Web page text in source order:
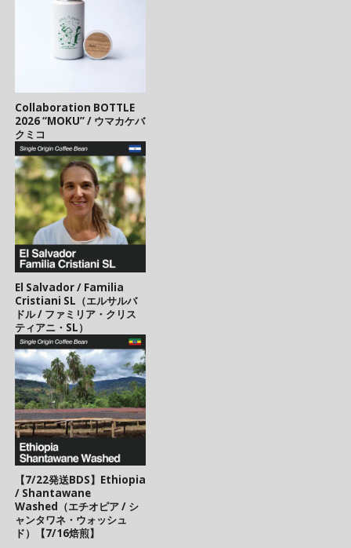
Collaboration BOTTLE
2026 “MOKU” / ウマカケバ
クミコ
El Salvador / Familia
Cristiani SL（エルサルバ
ドル / ファミリア・クリス
ティアニ・SL）
【7/22発送BDS】Ethiopia
/ Shantawane
Washed（エチオピア / シ
ャンタワネ・ウォッシュ
ド）【7/16焙煎】